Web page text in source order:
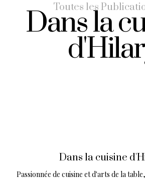
Toutes les
Dans la
Dans la cuisine
Passionnée de cuisine et d'arts de la